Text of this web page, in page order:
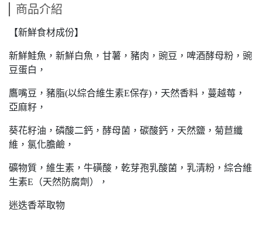
商品介紹
【新鮮食材成份】
新鮮鮭魚，新鮮白魚，甘薯，豬肉，豌豆，啤酒酵母粉，豌
豆蛋白，
鷹嘴豆，豬脂(以綜合維生素E保存)，天然香料，蔓越莓，
亞麻籽，
葵花籽油，磷酸二鈣，酵母菌，碳酸鈣，天然鹽，菊苣纖
維，氯化膽鹼，
礦物質，維生素，牛磺酸，乾芽孢乳酸菌，乳清粉，綜合維
生素E（天然防腐劑），
迷迭香萃取物